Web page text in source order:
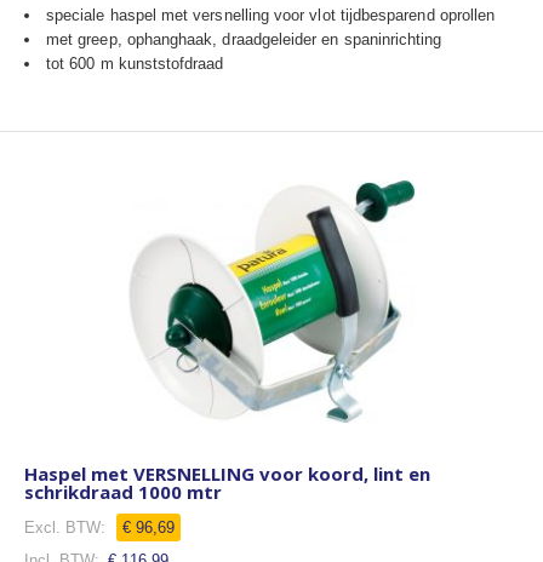
speciale haspel met versnelling voor vlot tijdbesparend oprollen
met greep, ophanghaak, draadgeleider en spaninrichting
tot 600 m kunststofdraad
Haspel met VERSNELLING voor koord, lint en
schrikdraad 1000 mtr
€ 96,69